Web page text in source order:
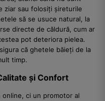
ziar sau folosiți șireturile
să se usuce natural, la
directe de căldură, cum ar
pot deteriora pielea.
că ghetele băieți de la
timp.
și Confort
online, ci un promotor al